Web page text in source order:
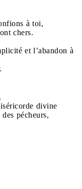
à toi,
chers.
et l’abandon à
divine
pécheurs,